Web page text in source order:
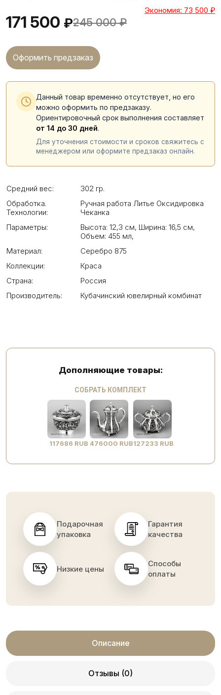
171 500 ₽245 000 ₽
Экономия: 73 500 ₽
Оформить предзаказ
Данный товар временно отсутствует, но его
можно оформить по предзаказу.
Ориентировочный срок выполнения составляет
от 14 до 30 дней.
Для уточнения стоимости и сроков свяжитесь с
менеджером или оформите предзаказ онлайн.
Средний вес:
302 гр.
Обработка.
Технологии:
Ручная работа Литье Оксидировка
Чеканка
Параметры:
Высота: 12,3 см, Ширина: 16,5 см,
Объем: 455 мл,
Материал:
Серебро 875
Коллекции:
Краса
Страна:
Россия
Производитель:
Кубачинский ювелирный комбинат
Дополняющие товары:
СОБРАТЬ КОМПЛЕКТ
117686 RUB 476000 RUB127233 RUB
Подарочная
упаковка
Гарантия
качества
Низкие цены
Способы
оплаты
Описание
Отзывы (0)